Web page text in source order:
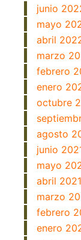
junio
mayo
abril
marzo
febrero
enero
octubre
agosto
junio
mayo
abril 2021
marzo
febrero
enero